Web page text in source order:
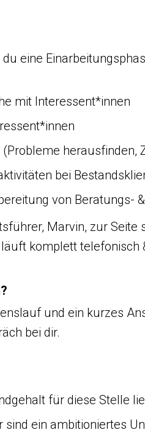
eine
mit Interessent*innen
herausfinden,
bei
von Beratungs-
Marvin, zur
komplett
und ein kurzes
bei dir.
für diese Stelle
sind ein ambitioniertes